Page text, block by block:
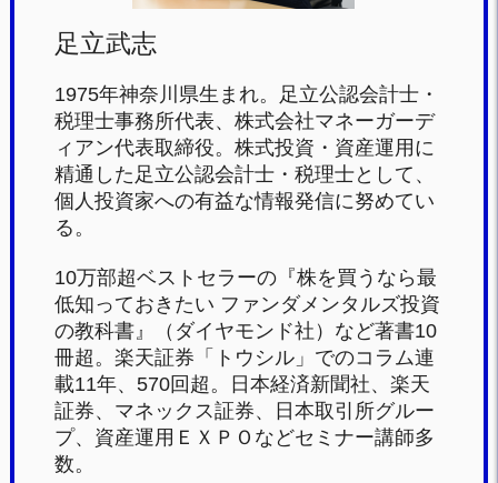
足立武志
1975年神奈川県生まれ。足立公認会計士・
税理士事務所代表、株式会社マネーガーデ
ィアン代表取締役。株式投資・資産運用に
精通した足立公認会計士・税理士として、
個人投資家への有益な情報発信に努めてい
る。
10万部超ベストセラーの『株を買うなら最
低知っておきたい ファンダメンタルズ投資
の教科書』（ダイヤモンド社）など著書10
冊超。楽天証券「トウシル」でのコラム連
載11年、570回超。日本経済新聞社、楽天
証券、マネックス証券、日本取引所グルー
プ、資産運用ＥＸＰＯなどセミナー講師多
数。